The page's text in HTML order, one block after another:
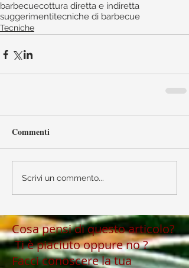
barbecuecottura diretta e indiretta
suggerimentitecniche di barbecue
Tecniche
Commenti
Scrivi un commento...
Cosa pensi di questo articolo?
Ti è piaciuto oppure no ?
Facci conoscere la tua